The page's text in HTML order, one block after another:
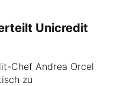
Unicredit
Chef Andrea Orcel
zu